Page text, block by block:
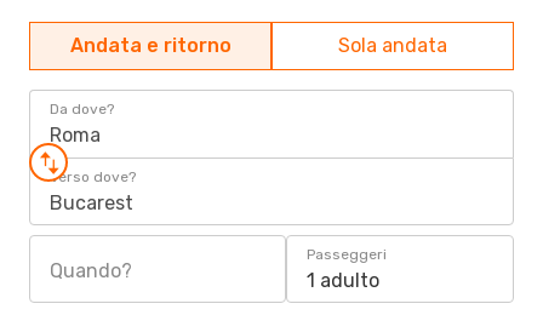
Andata e ritorno Sola andata
Da dove?
Roma
Verso dove?
Bucarest
Quando?
Passeggeri
1 adulto